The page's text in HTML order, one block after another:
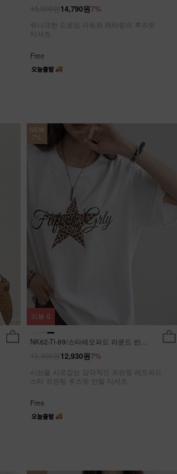
7%
14,790원
유니크한 드로잉 아트와 레터링의 루즈핏
티셔츠
Free
NEW
7%
NK62-TI-89/스타레오파드 라운드 반팔
7%
12,930원
시선을 사로잡는 감각적인 프린팅 레오파드
스타 프린팅 루즈핏 반팔 티셔츠
Free
리뷰 0